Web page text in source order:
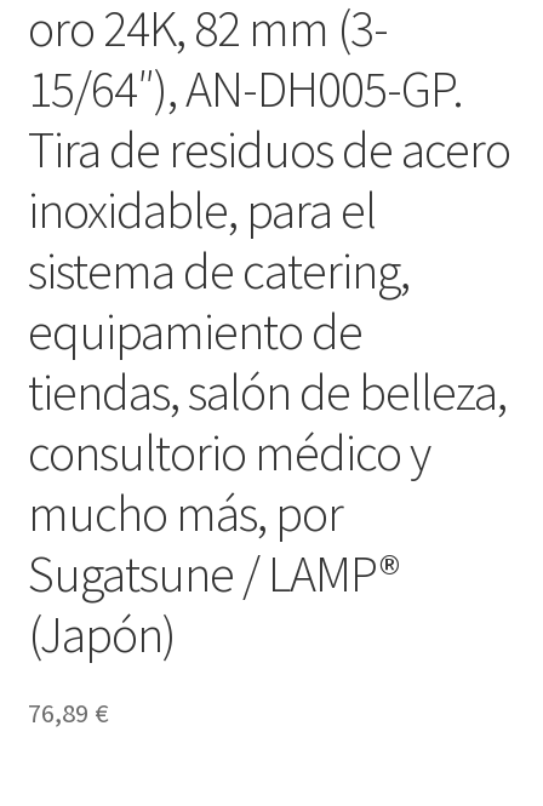
oro 24K, 82 mm (3-
15/64″), AN-DH005-GP.
Tira de residuos de acero
inoxidable, para el
sistema de catering,
equipamiento de
tiendas, salón de belleza,
consultorio médico y
mucho más, por
Sugatsune / LAMP®
(Japón)
76,89 €